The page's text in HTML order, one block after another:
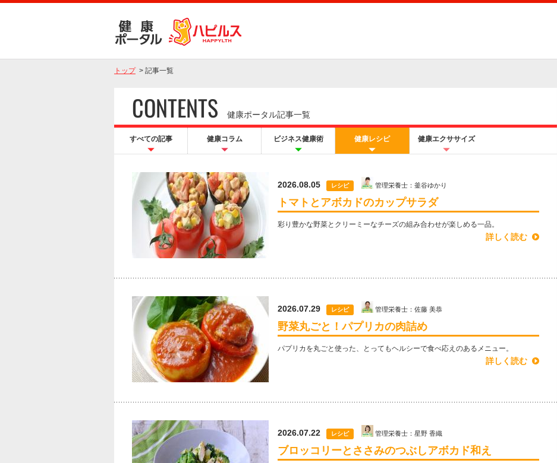
トップ > 記事一覧
CONTENTS 健康ポータル記事一覧
すべての記事 健康コラム ビジネス健康術 健康レシピ 健康エクササイズ
2026.08.05 レシピ 管理栄養士：釜谷ゆかり
トマトとアボカドのカップサラダ
彩り豊かな野菜とクリーミーなチーズの組み合わせが楽しめる一品。
詳しく読む
2026.07.29 レシピ 管理栄養士：佐藤 美恭
野菜丸ごと！パプリカの肉詰め
パプリカを丸ごと使った、とってもヘルシーで食べ応えのあるメニュー。
詳しく読む
2026.07.22 レシピ 管理栄養士：星野 香織
ブロッコリーとささみのつぶしアボカド和え